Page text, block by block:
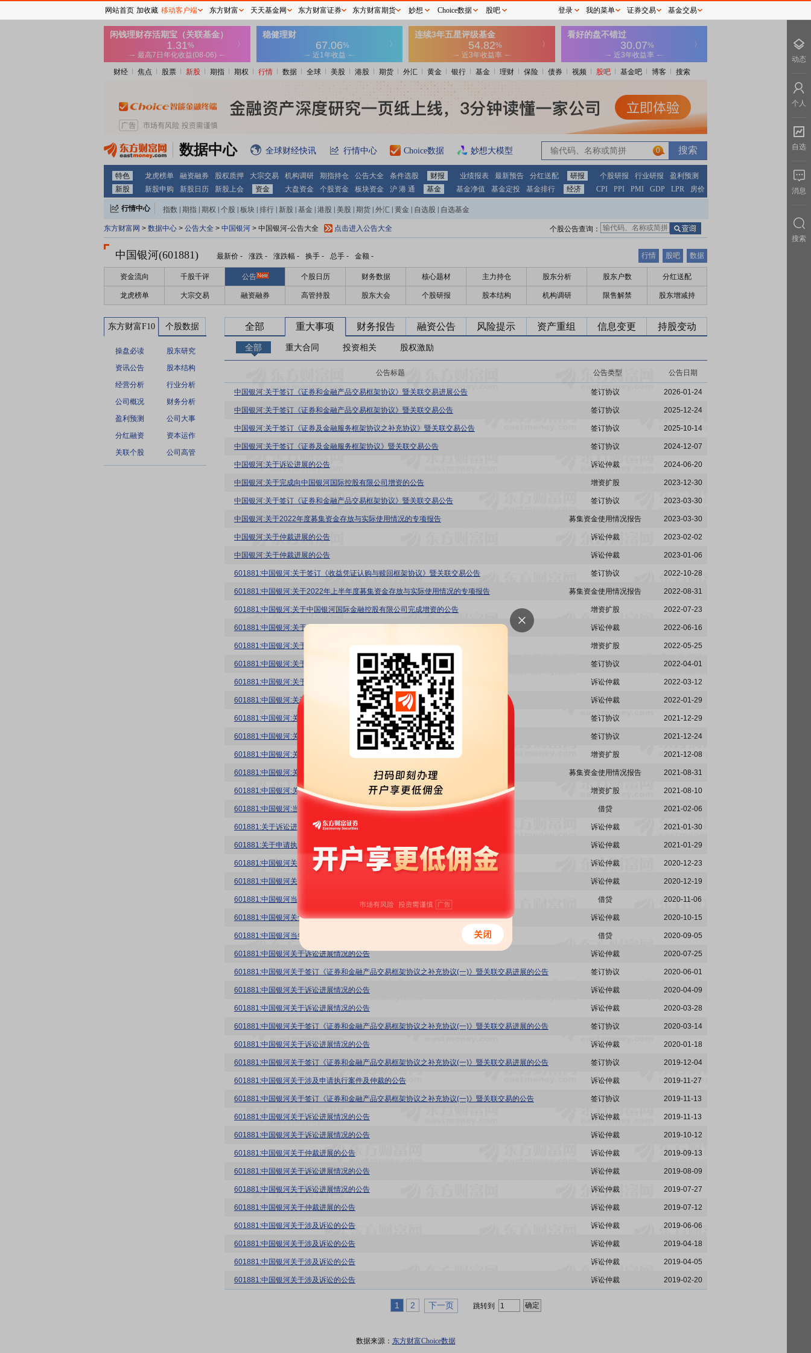
财经 焦点 股票 新股 期指 期权 行情 数据 全球 美股 港股 期货 外汇 黄金 银行 基金 理财 保险 债券 视频 股吧 基金吧 博客 搜索
数据中心 全球财经快讯 行情中心 Choice数据 妙想大模型 0
特色 龙虎榜单 融资融券 股权质押 大宗交易 机构调研 期指持仓 公告大全 条件选股 财报 业绩报表 最新预告 分红送配 研报 个股研报 行业研报
盈利预测
新股
新股申购 新股日历 新股上会 资金 大盘资金 个股资金 板块资金 沪 港 通 基金 基金净值 基金定投 基金排行 经济 CPI PPI PMI GDP LPR 房价
行情中心 指数 期指 期权 个股 板块 排行 新股 基金 港股 美股 期货 外汇 黄金 自选股 自选基金
东方财富网 > 数据中心 > 公告大全 > 中国银河 > 中国银河-公告大全 点击进入公告大全 个股公告查询：
中国银河(601881) 最新价 - 涨跌 - 涨跌幅 - 换手 - 总手 - 金额 - 行情 股吧 数据
资金流向 千股千评 公告 个股日历 财务数据 核心题材 主力持仓 股东分析 股东户数 分红送配
龙虎榜单 大宗交易 融资融券 高管持股 股东大会 个股研报 股本结构 机构调研 限售解禁 股东增减持
东方财富F10 个股数据
操盘必读
股东研究
资讯公告
股本结构
经营分析
行业分析
公司概况
财务分析
盈利预测
公司大事
分红融资
资本运作
关联个股
公司高管
全部 重大事项 财务报告 融资公告 风险提示 资产重组 信息变更 持股变动
全部 重大合同 投资相关 股权激励
公告标题 公告类型 公告日期
中国银河:关于签订《证券和金融产品交易框架协议》暨关联交易进展公告 签订协议 2026-01-24
中国银河:关于签订《证券和金融产品交易框架协议》暨关联交易公告 签订协议 2025-12-24
中国银河:关于签订《证券及金融服务框架协议之补充协议》暨关联交易公告 签订协议 2025-10-14
中国银河:关于签订《证券及金融服务框架协议》暨关联交易公告 签订协议 2024-12-07
中国银河:关于诉讼进展的公告 诉讼仲裁 2024-06-20
中国银河:关于完成向中国银河国际控股有限公司增资的公告 增资扩股 2023-12-30
中国银河:关于签订《证券和金融产品交易框架协议》暨关联交易公告 签订协议 2023-03-30
中国银河:关于2022年度募集资金存放与实际使用情况的专项报告 募集资金使用情况报告 2023-03-30
中国银河:关于仲裁进展的公告 诉讼仲裁 2023-02-02
中国银河:关于仲裁进展的公告 诉讼仲裁 2023-01-06
601881:中国银河:关于签订《收益凭证认购与赎回框架协议》暨关联交易公告 签订协议 2022-10-28
601881:中国银河:关于2022年上半年度募集资金存放与实际使用情况的专项报告 募集资金使用情况报告 2022-08-31
601881:中国银河:关于中国银河国际金融控股有限公司完成增资的公告 增资扩股 2022-07-23
601881:中国银河:关于仲裁进展的公告 诉讼仲裁 2022-06-16
601881:中国银河:关于银河期货有限公司完成增资的公告 增资扩股 2022-05-25
601881:中国银河:关于签订募集资金专户存储三方监管协议的公告 签订协议 2022-04-01
601881:中国银河:关于申请执行案件及仲裁进展的公告 诉讼仲裁 2022-03-12
601881:中国银河:关于仲裁进展的公告 诉讼仲裁 2022-01-29
601881:中国银河:关于签订《证券及金融服务框架协议》暨关联交易进展公告 签订协议 2021-12-29
601881:中国银河:关于签订《证券及金融服务框架协议》暨关联交易公告 签订协议 2021-12-24
601881:中国银河:关于完成向中国银河国际金融控股有限公司增资的公告 增资扩股 2021-12-08
601881:中国银河:关于前次募集资金使用情况的报告 募集资金使用情况报告 2021-08-31
601881:中国银河:关于向中国银河国际金融控股有限公司增资事项的公告 增资扩股 2021-08-10
601881:中国银河:当年累计新增借款超过上年末净资产的百分之二十公告 借贷 2021-02-06
601881:关于诉讼进展情况的公告 诉讼仲裁 2021-01-30
601881:关于申请执行案件及仲裁进展的公告 诉讼仲裁 2021-01-29
601881:中国银河关于诉讼进展情况的公告(2020/12/23) 诉讼仲裁 2020-12-23
601881:中国银河关于诉讼进展情况的公告(2020/12/19) 诉讼仲裁 2020-12-19
601881:中国银河当年累计新增借款超过上年末净资产的百分之四十公告 借贷 2020-11-06
601881:中国银河关于仲裁进展的公告 诉讼仲裁 2020-10-15
601881:中国银河当年累计新增借款超过上年末净资产的百分之二十公告 借贷 2020-09-05
601881:中国银河关于诉讼进展情况的公告 诉讼仲裁 2020-07-25
601881:中国银河关于签订《证券和金融产品交易框架协议之补充协议(一)》暨关联交易进展的公告 签订协议 2020-06-01
601881:中国银河关于诉讼进展情况的公告 诉讼仲裁 2020-04-09
601881:中国银河关于诉讼进展情况的公告 诉讼仲裁 2020-03-28
601881:中国银河关于签订《证券和金融产品交易框架协议之补充协议(一)》暨关联交易进展的公告 签订协议 2020-03-14
601881:中国银河关于诉讼进展情况的公告 诉讼仲裁 2020-01-18
601881:中国银河关于签订《证券和金融产品交易框架协议之补充协议(一)》暨关联交易进展的公告 签订协议 2019-12-04
601881:中国银河关于涉及申请执行案件及仲裁的公告 诉讼仲裁 2019-11-27
601881:中国银河关于签订《证券和金融产品交易框架协议之补充协议(一)》暨关联交易的公告 签订协议 2019-11-13
601881:中国银河关于诉讼进展情况的公告 诉讼仲裁 2019-11-13
601881:中国银河关于诉讼进展情况的公告 诉讼仲裁 2019-10-12
601881:中国银河关于仲裁进展的公告 诉讼仲裁 2019-09-13
601881:中国银河关于诉讼进展情况的公告 诉讼仲裁 2019-08-09
601881:中国银河关于诉讼进展情况的公告 诉讼仲裁 2019-07-27
601881:中国银河关于仲裁进展的公告 诉讼仲裁 2019-07-12
601881:中国银河关于涉及诉讼的公告 诉讼仲裁 2019-06-06
601881:中国银河关于涉及诉讼的公告 诉讼仲裁 2019-04-18
601881:中国银河关于涉及诉讼的公告 诉讼仲裁 2019-04-05
601881:中国银河关于涉及诉讼的公告 诉讼仲裁 2019-02-20
1 2 下一页 跳转到
数据来源： 东方财富Choice数据
网站首页 加收藏 移动客户端 东方财富 天天基金网 东方财富证券 东方财富期货 妙想 Choice数据 股吧 登录 我的菜单 证券交易 基金交易
动态
个人
自选
消息
搜索